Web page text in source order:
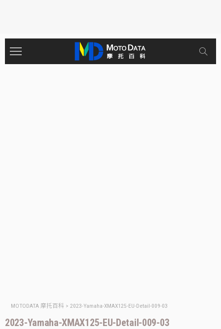
MOTODATA 摩托百科 > 2023-Yamaha-XMAX125-EU-Detail-009-03
2023-Yamaha-XMAX125-EU-Detail-009-03